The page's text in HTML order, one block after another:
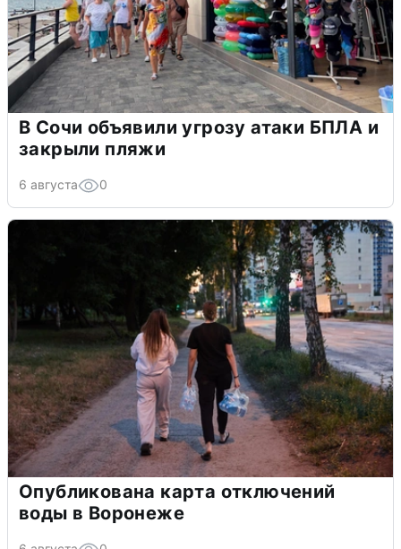
В Сочи объявили угрозу атаки БПЛА и
закрыли пляжи
6 августа 0
Опубликована карта отключений
воды в Воронеже